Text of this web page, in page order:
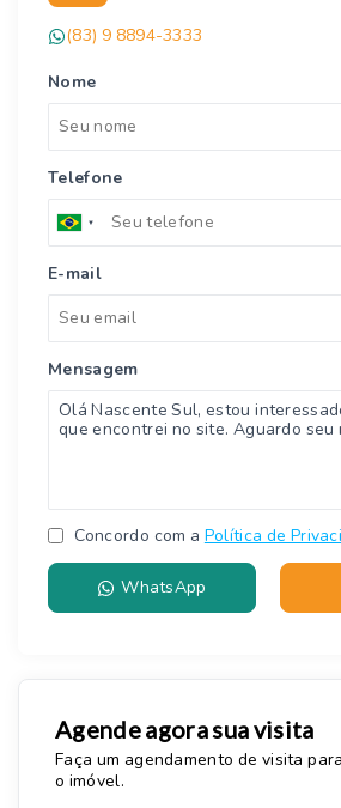
(83) 9 8894-3333
Nome
Telefone
E-mail
Mensagem
Concordo com a Política de
WhatsApp
Agende agora sua visita
Faça um agendamento de visita
o imóvel.